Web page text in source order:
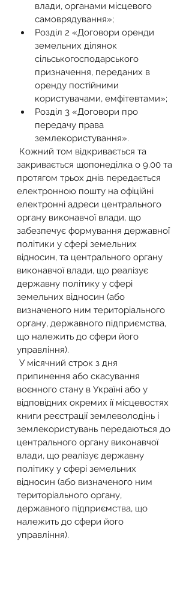
влади, органами місцевого
самоврядування»;
Розділ 2 «Договори оренди
земельних ділянок
сільськогосподарського
призначення, переданих в
оренду постійними
користувачами, емфітевтами»;
Розділ 3 «Договори про
передачу права
землекористування».
закривається щопонеділка о 9.00 та
протягом трьох днів передається
електронною пошту на офіційні
електронні адреси центрального
органу виконавчої влади, що
забезпечує формування державної
політики у сфері земельних
відносин, та центрального органу
виконавчої влади, що реалізує
державну політику у сфері
земельних відносин (або
визначеного ним територіального
органу, державного підприємства,
що належить до сфери його
управління).
припинення або скасування
воєнного стану в Україні або у
відповідних окремих її місцевостях
книги реєстрації землеволодінь і
землекористувань передаються до
центрального органу виконавчої
влади, що реалізує державну
політику у сфері земельних
відносин (або визначеного ним
територіального органу,
державного підприємства, що
належить до сфери його
управління).